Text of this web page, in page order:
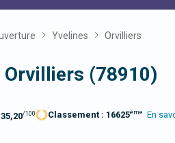
Yvelines Orvilliers
Orvilliers (78910)
35,20/100 Classement : 16625ème En